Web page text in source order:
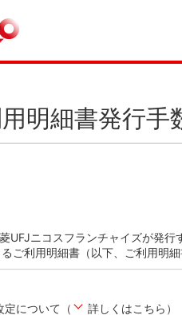
明細書発行
UFJニコスフランチャイズが発
ご利用明細書（以下、ご利用明
定について（
詳しくはこちら ）